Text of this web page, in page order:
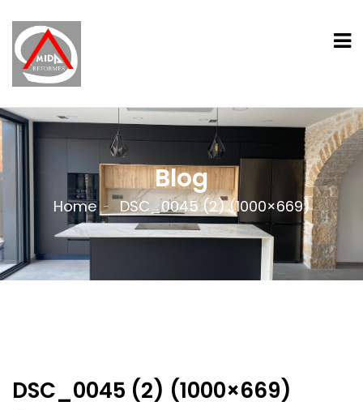
Blog
Home DSC_0045 (2) (1000×669)
DSC_0045 (2) (1000×669)